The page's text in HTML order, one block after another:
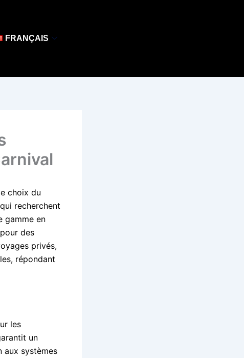
FRANÇAIS
choix du
recherchent
gamme en
des
privés,
répondant
les
un
aux systèmes